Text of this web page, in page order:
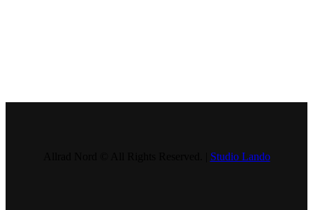
Studio Lando